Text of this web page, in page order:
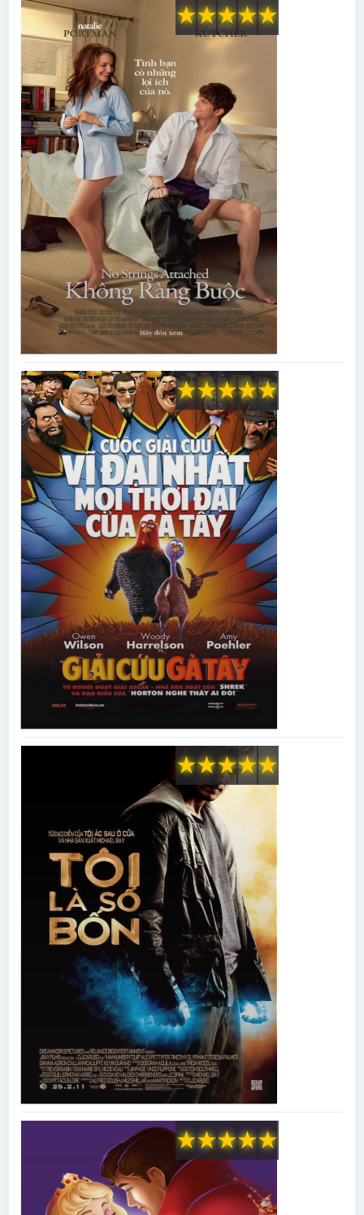
★
★
★
★
★
★
★
★
★
★
★
★
★
★
★
★
★
★
★
★